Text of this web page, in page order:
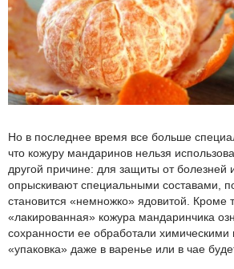
Но в последнее время все больше
что кожуру мандаринов нельзя
другой причине: для защиты от болезней
опрыскивают специальными составами,
становится «немножко» ядовитой. Кроме
«лакированная» кожура мандаринчика
сохранности ее обработали
«упаковка» даже в варенье или в чае